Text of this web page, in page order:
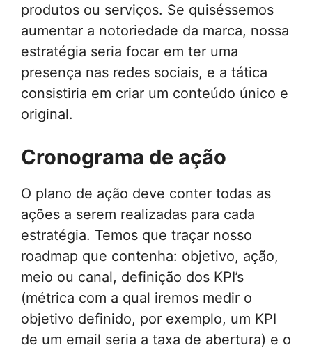
produtos ou serviços. Se quiséssemos
aumentar a notoriedade da marca, nossa
estratégia seria focar em ter uma
presença nas redes sociais, e a tática
consistiria em criar um conteúdo único e
original.
Cronograma de ação
O plano de ação deve conter todas as
ações a serem realizadas para cada
estratégia. Temos que traçar nosso
roadmap que contenha: objetivo, ação,
meio ou canal, definição dos KPI’s
(métrica com a qual iremos medir o
objetivo definido, por exemplo, um KPI
de um email seria a taxa de abertura) e o